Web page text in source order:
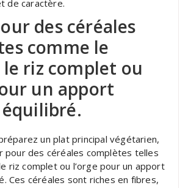
de caractère.
des céréales
comme le
riz complet ou
un apport
un plat principal végétarien,
pour des céréales complètes telles
riz complet ou l’orge pour un apport
Ces céréales sont riches en fibres,